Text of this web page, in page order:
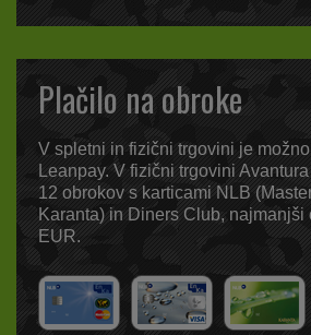
Plačilo na obroke
V spletni in fizični trgovini je
Leanpay. V fizični trgovini
12 obrokov s karticami NLB
Karanta) in Diners Club, najmanjši
EUR.